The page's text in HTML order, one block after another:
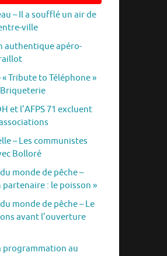
– Il a soufflé un air de
ville
authentique apéro-
« Tribute to Téléphone »
et l’AFPS 71 excluent
– Les communistes
Bolloré
monde de pêche –
partenaire : le poisson »
monde de pêche – Le
avant l’ouverture
programmation au